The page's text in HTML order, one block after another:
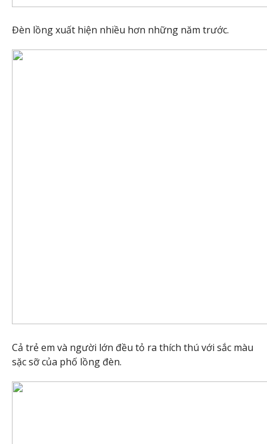
Đèn lồng xuất hiện nhiều hơn những năm trước.
Cả trẻ em và người lớn đều tỏ ra thích thú với sắc màu
sặc sỡ của phố lồng đèn.